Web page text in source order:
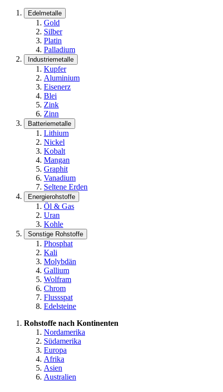
Edelmetalle
Gold
Silber
Platin
Palladium
Industriemetalle
Kupfer
Aluminium
Eisenerz
Blei
Zink
Zinn
Batteriemetalle
Lithium
Nickel
Kobalt
Mangan
Graphit
Vanadium
Seltene Erden
Energierohstoffe
Öl & Gas
Uran
Kohle
Sonstige Rohstoffe
Phosphat
Kali
Molybdän
Gallium
Wolfram
Chrom
Flussspat
Edelsteine
Rohstoffe nach Kontinenten
Nordamerika
Südamerika
Europa
Afrika
Asien
Australien